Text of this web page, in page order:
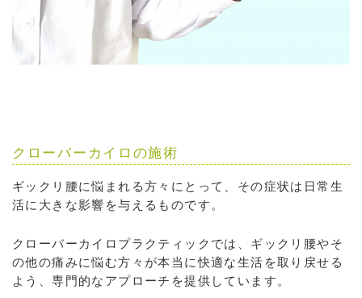
クローバーカイロの施術
ギックリ腰に悩まれる方々にとって、その症状は日常生
活に大きな影響を与えるものです。
クローバーカイロプラクティックでは、ギックリ腰やそ
の他の痛みに悩む方々が本当に快適な生活を取り戻せる
よう、専門的なアプローチを提供しています。